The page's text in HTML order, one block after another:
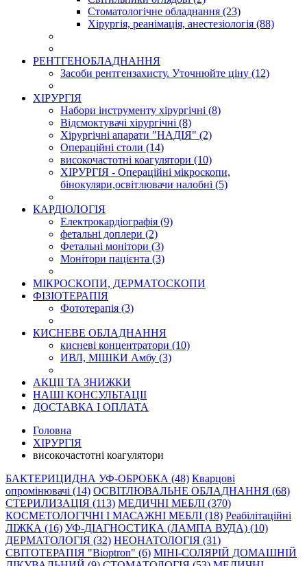
Стоматологічне обладнання (23)
Хірургія, реанімація, анестезіологія (88)
РЕНТГЕНОБЛАДНАННЯ
Засоби рентгензахисту. Уточнюйте ціну (12)
ХІРУРГІЯ
Набори інструменту хірургічні (8)
Відсмоктувачі хірургічні (8)
Хірургічні апарати "НАДІЯ" (2)
Операційні столи (14)
високочастотні коагулятори (10)
ХІРУРГІЯ - Операційні мікроскопи,
бінокуляри,освітлювачи налобні (5)
КАРДІОЛОГІЯ
Електрокардіографія (9)
фетальні доплери (2)
Фетальні монітори (3)
Монітори пацієнта (3)
МIКРОСКОПИ, ДЕРМАТОСКОПИ
ФІЗІОТЕРАПІЯ
Фототерапія (3)
КИСНЕВЕ ОБЛАДНАННЯ
кисневі концентратори (10)
ИВЛ, МІШКИ Амбу (3)
АКЦІІ ТА ЗНИЖКИ
НАШІ КОНСУЛЬТАЦІІ
ДОСТАВКА І ОПЛАТА
Головна
ХІРУРГІЯ
високочастотні коагулятори
БАКТЕРИЦИДНА УФ-ОБРОБКА (48) Кварцові
опромінювачі (14) ОСВІТЛЮВАЛЬНЕ ОБЛАДНАННЯ (68)
СТЕРИЛИЗАЦІЯ (113) МЕДИЧНI МЕБЛІ (370)
КОСМЕТОЛОГІЧНІ І МАСАЖНІ МЕБЛІ (18) Реабілітаційні
ЛІЖКА (16) УФ-ДIАГНОСТИКА (ЛАМПА ВУДА) (10)
ДЕРМАТОЛОГІЯ (32) НЕОНАТОЛОГІЯ (31)
СВIТОТЕРАПIЯ "Bioptron" (6) МIНI-СОЛЯРIЙ ДОМАШНIЙ